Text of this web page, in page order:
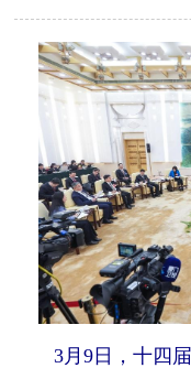
3月9日，十四